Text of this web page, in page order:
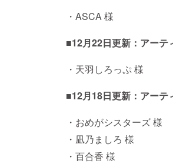
・ASCA 様
■12月22日更新：アーテ
・天羽しろっぷ 様
■12月18日更新：アーテ
・おめがシスターズ 様
・凪乃ましろ 様
・百合香 様